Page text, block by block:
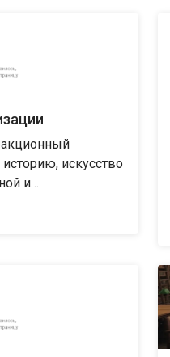
искусство
и